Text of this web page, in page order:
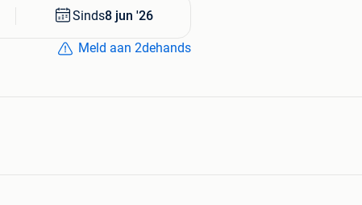
Sinds8 jun '26
Meld aan 2dehands